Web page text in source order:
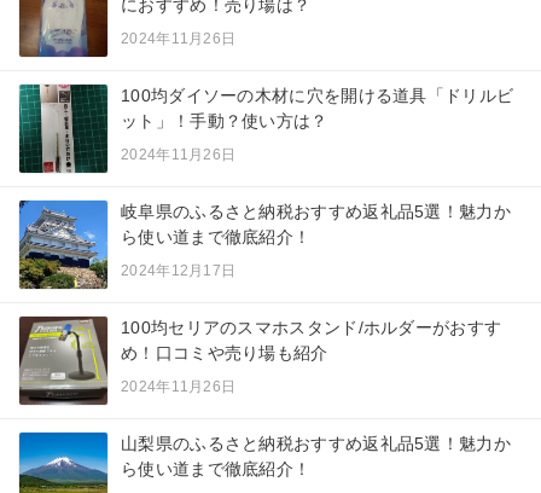
におすすめ！売り場は？
2024年11月26日
100均ダイソーの木材に穴を開ける道具「ドリルビ
ット」！手動？使い方は？
2024年11月26日
岐阜県のふるさと納税おすすめ返礼品5選！魅力か
ら使い道まで徹底紹介！
2024年12月17日
100均セリアのスマホスタンド/ホルダーがおすす
め！口コミや売り場も紹介
2024年11月26日
山梨県のふるさと納税おすすめ返礼品5選！魅力か
ら使い道まで徹底紹介！